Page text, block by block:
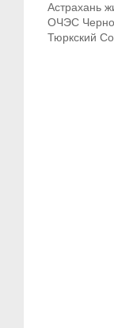
Астрахань
ОЧЭС
Тюркский